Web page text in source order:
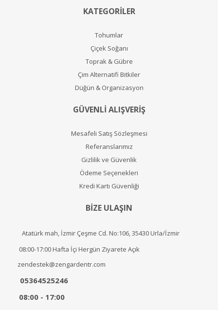
KATEGORİLER
Tohumlar
Çiçek Soğanı
Toprak & Gübre
Çim Alternatifi Bitkiler
Düğün & Organizasyon
GÜVENLİ ALIŞVERİŞ
Mesafeli Satış Sözleşmesi
Referanslarımız
Gizlilik ve Güvenlik
Ödeme Seçenekleri
Kredi Kartı Güvenliği
BİZE ULAŞIN
Atatürk mah, İzmir Çeşme Cd. No:106, 35430 Urla/İzmir
08:00-17:00 Hafta İçi Hergün Ziyarete Açık
zendestek@zengardentr.com
05364525246
08:00 - 17:00